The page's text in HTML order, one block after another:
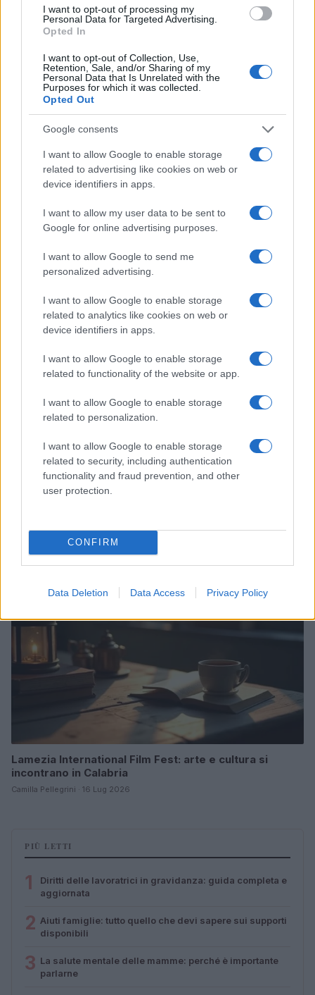
I want to opt-out of processing my
Personal Data for Targeted Advertising.
Opted In
I want to opt-out of Collection, Use,
Retention, Sale, and/or Sharing of my
Personal Data that Is Unrelated with the
Purposes for which it was collected.
Opted Out
Google consents
I want to allow Google to enable storage
related to advertising like cookies on web or
device identifiers in apps.
I want to allow my user data to be sent to
Google for online advertising purposes.
I want to allow Google to send me
personalized advertising.
I want to allow Google to enable storage
related to analytics like cookies on web or
device identifiers in apps.
I want to allow Google to enable storage
related to functionality of the website or app.
I want to allow Google to enable storage
related to personalization.
I want to allow Google to enable storage
related to security, including authentication
functionality and fraud prevention, and other
user protection.
CONFIRM
Data Deletion Data Access Privacy Policy
Continua a leggere
l’autunno 2026
Matteo Pellegrino · 6 Ago 2026
NEWS E ATTUALITÀ
Matteo Pellegrino · 25 Lug 2026
Lamezia International Film Fest: arte e cultura si
incontrano in Calabria
Camilla Pellegrini · 16 Lug 2026
PIÙ LETTI
1
Diritti delle lavoratrici in gravidanza: guida completa e
aggiornata
2 Aiuti famiglie: tutto quello che devi sapere sui supporti
disponibili
3 La salute mentale delle mamme: perché è importante
parlarne